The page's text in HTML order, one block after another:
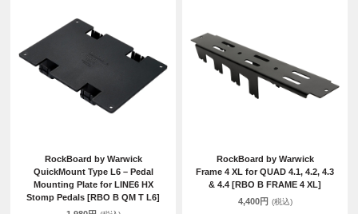
RockBoard by Warwick
QuickMount Type L6 – Pedal
Mounting Plate for LINE6 HX
Stomp Pedals [RBO B QM T L6]
RockBoard by Warwick
Frame 4 XL for QUAD 4.1, 4.2, 4.3
& 4.4 [RBO B FRAME 4 XL]
4,400円 (税込)